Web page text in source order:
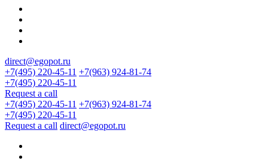
direct@egopot.ru
+7(495) 220-45-11 +7(963) 924-81-74
+7(495) 220-45-11
Request a call
+7(495) 220-45-11 +7(963) 924-81-74
+7(495) 220-45-11
Request a call direct@egopot.ru